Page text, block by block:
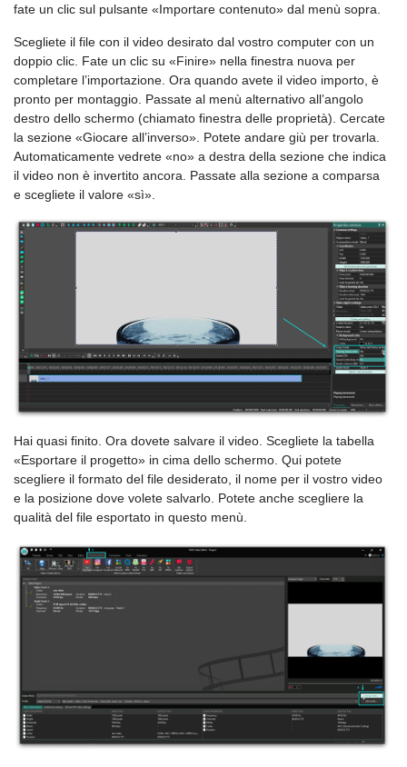
fate un clic sul pulsante «Importare contenuto» dal menù sopra.
Scegliete il file con il video desirato dal vostro computer con un
doppio clic. Fate un clic su «Finire» nella finestra nuova per
completare l’importazione. Ora quando avete il video importo, è
pronto per montaggio. Passate al menù alternativo all’angolo
destro dello schermo (chiamato finestra delle proprietà). Cercate
la sezione «Giocare all’inverso». Potete andare giù per trovarla.
Automaticamente vedrete «no» a destra della sezione che indica
il video non è invertito ancora. Passate alla sezione a comparsa
e scegliete il valore «sì».
Hai quasi finito. Ora dovete salvare il video. Scegliete la tabella
«Esportare il progetto» in cima dello schermo. Qui potete
scegliere il formato del file desiderato, il nome per il vostro video
e la posizione dove volete salvarlo. Potete anche scegliere la
qualità del file esportato in questo menù.